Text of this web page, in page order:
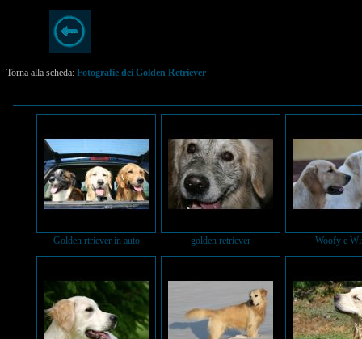
Torna alla scheda: Fotografie dei Golden Retriever
Golden rtriever in auto golden retriever Woofy e